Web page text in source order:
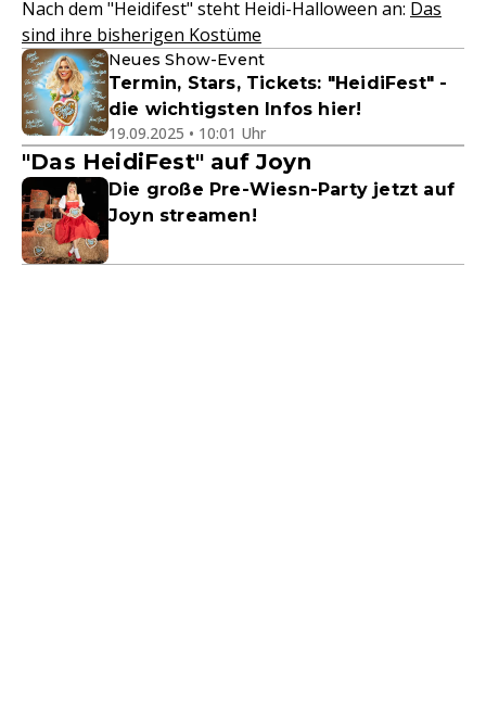
Nach dem "Heidifest" steht Heidi-Halloween an: Das
sind ihre bisherigen Kostüme
Neues Show-Event
Termin, Stars, Tickets: "HeidiFest" -
die wichtigsten Infos hier!
19.09.2025 • 10:01 Uhr
"Das HeidiFest" auf Joyn
Die große Pre-Wiesn-Party jetzt auf
Joyn streamen!